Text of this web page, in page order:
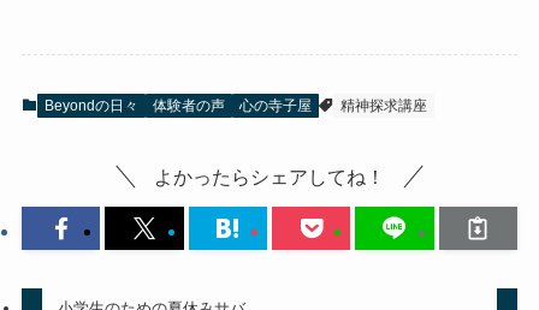
Beyondの日々 体験者の声 心の寺子屋 精神探求講座
よかったらシェアしてね！